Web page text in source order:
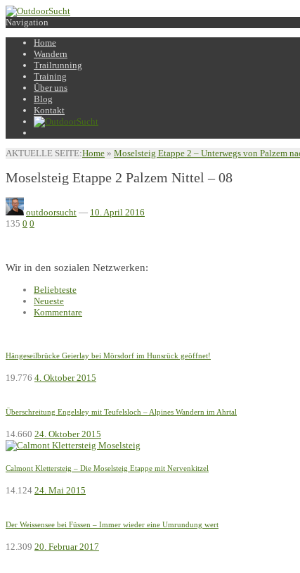
Navigation
Home
Wandern
Trailrunning
Training
Über uns
Blog
Kontakt
AKTUELLE SEITE:Home » Moselsteig Etappe 2 – Unterwegs von Palzem
Moselsteig Etappe 2 Palzem Nittel – 08
outdoorsucht — 10. April 2016
135 0 0
Wir in den sozialen Netzwerken:
Beliebteste
Neueste
Kommentare
Hängeseilbrücke Geierlay bei Mörsdorf im Hunsrück geöffnet!
19.776 4. Oktober 2015
Überschreitung Engelsley mit Teufelsloch – Alpines Wandern im Ahrtal
14.660 24. Oktober 2015
Calmont Klettersteig – Die Moselsteig Etappe mit Nervenkitzel
14.124 24. Mai 2015
Der Weissensee bei Füssen – Immer wieder eine Umrundung wert
12.309 20. Februar 2017